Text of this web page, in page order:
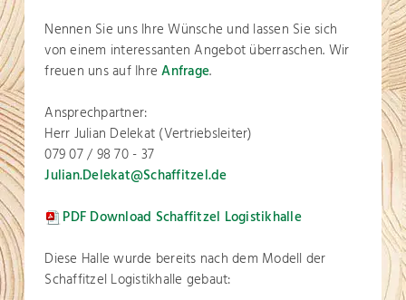
Nennen Sie uns Ihre Wünsche und lassen Sie sich
von einem interessanten Angebot überraschen. Wir
freuen uns auf IhreAnfrage.
Ansprechpartner:
Herr Julian Delekat (Vertriebsleiter)
079 07 / 98 70 - 37
Julian.Delekat@Schaffitzel.de
PDF Download Schaffitzel Logistikhalle
Diese Halle wurde bereits nach dem Modell der
Schaffitzel Logistikhalle gebaut: